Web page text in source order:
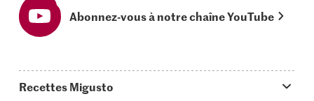
Abonnez-vous à notre chaîne YouTube
Recettes Migusto